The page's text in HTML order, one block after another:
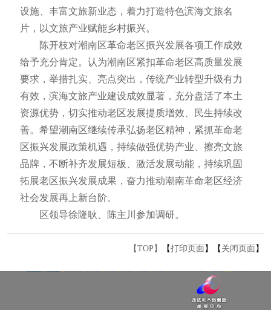
设施、丰富文旅新业态，着力打造特色滨海文旅名
片，以文旅产业赋能乡村振兴。
陈开枝对潮南区革命老区振兴发展各项工作成效
给予充分肯定。认为潮南区紧扣革命老区高质量发展
要求，举措扎实、亮点突出，传统产业转型升级有力
有效，滨海文旅产业建设成效显著，充分盘活了本土
资源优势，切实推动老区发展提质增效、民生持续改
善。希望潮南区继续传承弘扬老区精神，紧抓革命老
区振兴发展政策机遇，持续做强优势产业、擦亮文旅
品牌，不断补齐发展短板、激活发展动能，持续巩固
拓展老区振兴发展成果，奋力推动潮南革命老区经济
社会发展再上新台阶。
区领导徐隆耿、陈主川参加调研。
【TOP】 【打印页面 】【 关闭页面 】